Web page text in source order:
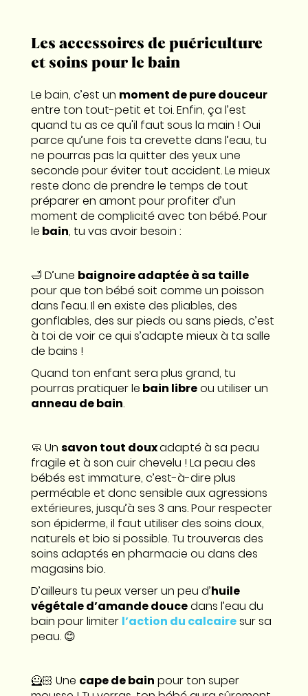
Les accessoires de puériculture
et soins pour le bain
Le bain, c’est un moment de pure douceur
entre ton tout-petit et toi. Enfin, ça l’est
quand tu as ce qu'il faut sous la main ! Oui
parce qu’une fois ta crevette dans l’eau, tu
ne pourras pas la quitter des yeux une
seconde pour éviter tout accident. Le mieux
reste donc de prendre le temps de tout
préparer en amont pour profiter d’un
moment de complicité avec ton bébé. Pour
le bain, tu vas avoir besoin :
🛁 D’une baignoire adaptée à sa taille
pour que ton bébé soit comme un poisson
dans l’eau. Il en existe des pliables, des
gonflables, des sur pieds ou sans pieds, c’est
à toi de voir ce qui s’adapte mieux à ta salle
de bains !
Quand ton enfant sera plus grand, tu
pourras pratiquer le bain libreou utiliser un
anneau de bain.
🧼 Un savon tout douxadapté à sa peau
fragile et à son cuir chevelu ! La peau des
bébés est immature, c’est-à-dire plus
perméable et donc sensible aux agressions
extérieures, jusqu’à ses 3 ans. Pour respecter
son épiderme, il faut utiliser des soins doux,
naturels et bio si possible. Tu trouveras des
soins adaptés en pharmacie ou dans des
magasins bio.
D’ailleurs tu peux verser un peu d’huile
végétale d’amande doucedans l’eau du
bain pour limiter l’action du calcairesur sa
peau. 😊
🦸🏻 Une cape de bain pour ton super